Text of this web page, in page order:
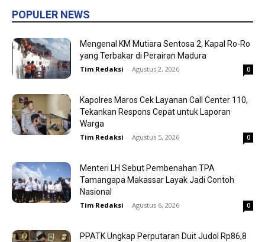
POPULER NEWS
Mengenal KM Mutiara Sentosa 2, Kapal Ro-Ro
yang Terbakar di Perairan Madura
Tim Redaksi - Agustus 2, 2026 0
Kapolres Maros Cek Layanan Call Center 110,
Tekankan Respons Cepat untuk Laporan
Warga
Tim Redaksi - Agustus 5, 2026 0
Menteri LH Sebut Pembenahan TPA
Tamangapa Makassar Layak Jadi Contoh
Nasional
Tim Redaksi - Agustus 6, 2026 0
PPATK Ungkap Perputaran Duit Judol Rp86,8